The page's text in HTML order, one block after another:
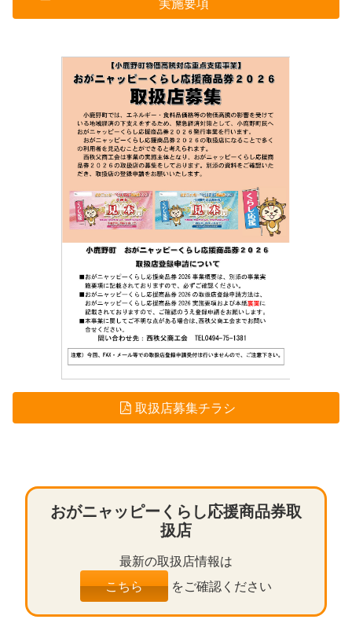
取扱店募集チラシ
おがニャッピーくらし応援商品券取
扱店
最新の取扱店情報は
こちら
をご確認ください